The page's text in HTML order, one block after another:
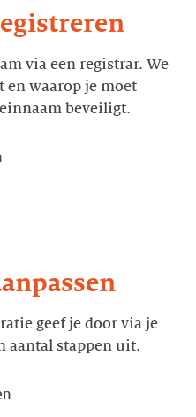
via een registrar. We
en waarop je moet
beveiligt.
geef je door via je
aantal stappen uit.